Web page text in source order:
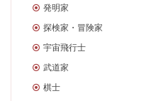
発明家
探検家・冒険家
宇宙飛行士
武道家
棋士